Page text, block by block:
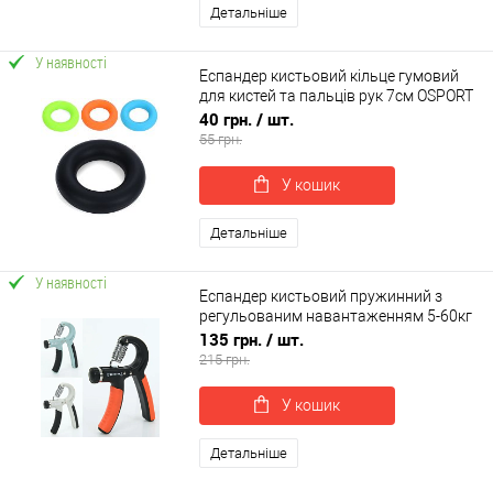
Детальніше
У наявності
Еспандер кистьовий кільце гумовий
для кистей та пальців рук 7см OSPORT
(MS 4826)
40 грн. / шт.
55 грн.
У кошик
Детальніше
У наявності
Еспандер кистьовий пружинний з
регульованим навантаженням 5-60кг
OSPORT (MS 4122-4)
135 грн. / шт.
215 грн.
У кошик
Детальніше